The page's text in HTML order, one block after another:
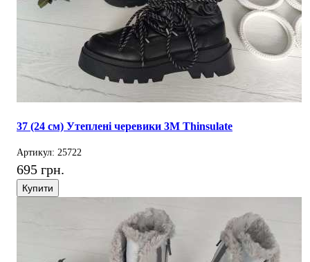
37 (24 см) Утеплені черевики 3M Thinsulate
Артикул: 25722
695 грн.
Купити